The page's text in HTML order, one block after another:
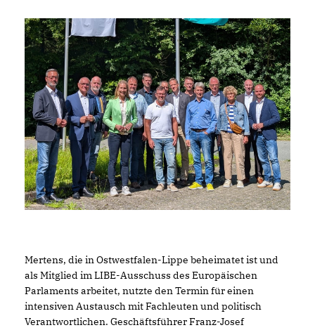
Mertens, die in Ostwestfalen-Lippe beheimatet ist und
als Mitglied im LIBE-Ausschuss des Europäischen
Parlaments arbeitet, nutzte den Termin für einen
intensiven Austausch mit Fachleuten und politisch
Verantwortlichen. Geschäftsführer Franz-Josef